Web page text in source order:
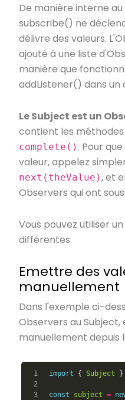
De manière interne
subscribe() ne
délivre des valeurs.
ajouté à une liste
manière que
addListener() dans un
Le Subject est un
contient les méthodes
complete() . Pour
valeur, appelez
next(theValue), et
Observers qui ont
Vous pouvez utiliser
différentes.
Emettre des
manuellement
Dans l'exemple ci-
Observers au
manuellement depuis
1
2
3
import { Subject }
const subject =